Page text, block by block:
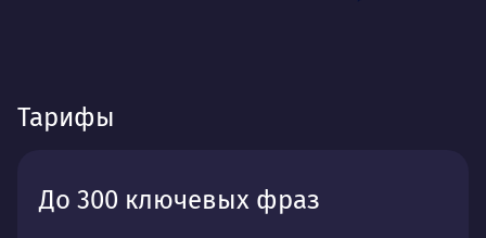
Тарифы
До 300 ключевых фраз